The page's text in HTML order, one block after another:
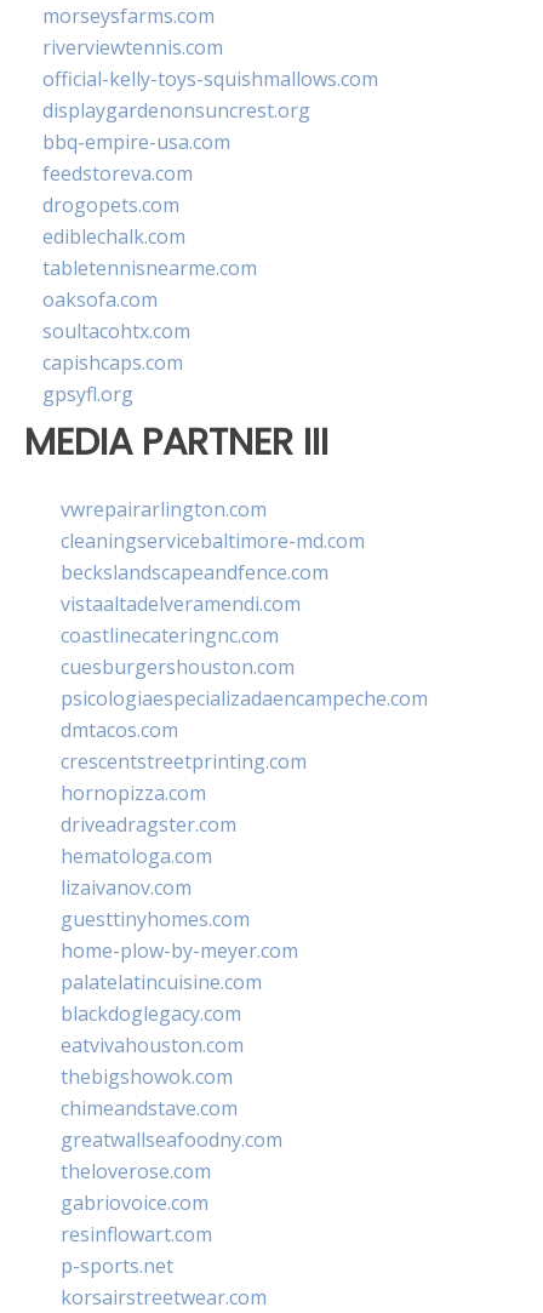
morseysfarms.com
riverviewtennis.com
official-kelly-toys-squishmallows.com
displaygardenonsuncrest.org
bbq-empire-usa.com
feedstoreva.com
drogopets.com
ediblechalk.com
tabletennisnearme.com
oaksofa.com
soultacohtx.com
capishcaps.com
gpsyfl.org
MEDIA PARTNER III
vwrepairarlington.com
cleaningservicebaltimore-md.com
beckslandscapeandfence.com
vistaaltadelveramendi.com
coastlinecateringnc.com
cuesburgershouston.com
psicologiaespecializadaencampeche.com
dmtacos.com
crescentstreetprinting.com
hornopizza.com
driveadragster.com
hematologa.com
lizaivanov.com
guesttinyhomes.com
home-plow-by-meyer.com
palatelatincuisine.com
blackdoglegacy.com
eatvivahouston.com
thebigshowok.com
chimeandstave.com
greatwallseafoodny.com
theloverose.com
gabriovoice.com
resinflowart.com
p-sports.net
korsairstreetwear.com